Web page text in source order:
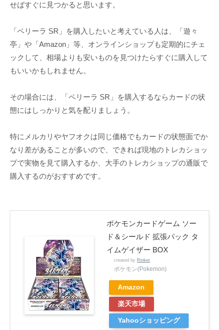
せばすぐに見つかると思います。
「ペリーラ SR」を購入したいと考えている人は、「遊々
亭」や「Amazon」等、オンラインショップも定期的にチェ
ックして、相場よりも安いものを見つけたらすぐに購入して
もいいかもしれません。
その場合には、「ペリーラ SR」を購入するならカードの状
態にはしっかりと気を配りましょう。
特にメルカリやヤフオクは同じ価格でもカードの状態面でか
なり差があることが多いので、できれば現地のトレカショッ
プで実物を見て購入するか、大手のトレカショップの通販で
購入するのがおすすめです。
ポケモンカードゲーム ソー
ド＆シールド 拡張パック タ
イムゲイザー BOX
created by Rinker
ポケモン(Pokemon)
Amazon
楽天市場
Yahooショッピング